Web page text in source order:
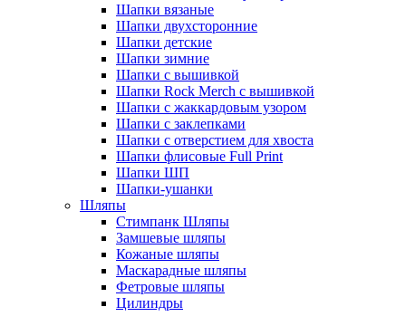
Шапки вязаные
Шапки двухсторонние
Шапки детские
Шапки зимние
Шапки с вышивкой
Шапки Rock Merch с вышивкой
Шапки с жаккардовым узором
Шапки с заклепками
Шапки с отверстием для хвоста
Шапки флисовые Full Print
Шапки ШП
Шапки-ушанки
Шляпы
Стимпанк Шляпы
Замшевые шляпы
Кожаные шляпы
Маскарадные шляпы
Фетровые шляпы
Цилиндры